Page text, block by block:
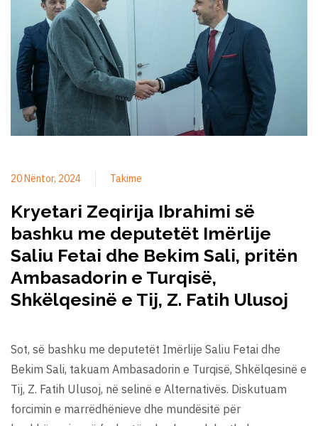
20 Nëntor, 2024 Takime
Kryetari Zeqirija Ibrahimi së
bashku me deputetët Imërlije
Saliu Fetai dhe Bekim Sali, pritën
Ambasadorin e Turqisë,
Shkëlqesinë e Tij, Z. Fatih Ulusoj
Sot, së bashku me deputetët Imërlije Saliu Fetai dhe
Bekim Sali, takuam Ambasadorin e Turqisë, Shkëlqesinë e
Tij, Z. Fatih Ulusoj, në selinë e Alternativës. Diskutuam
forcimin e marrëdhënieve dhe mundësitë për